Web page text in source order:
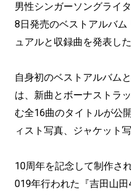
男性シンガーソングライ
8日発売のベストアルバ
ュアルと収録曲を発表した
自身初のベストアルバム
は、新曲とボーナストラ
む全16曲のタイトルが公
ィスト写真、ジャケット
10周年を記念して制作さ
019年行われた『吉田山